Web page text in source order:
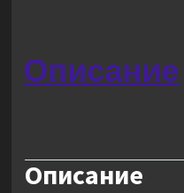
Описание
Описание